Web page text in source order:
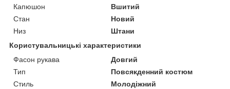
Капюшон
Вшитий
Стан
Новий
Низ
Штани
Користувальницькі характеристики
Фасон рукава
Довгий
Тип
Повсякденний костюм
Стиль
Молодіжний